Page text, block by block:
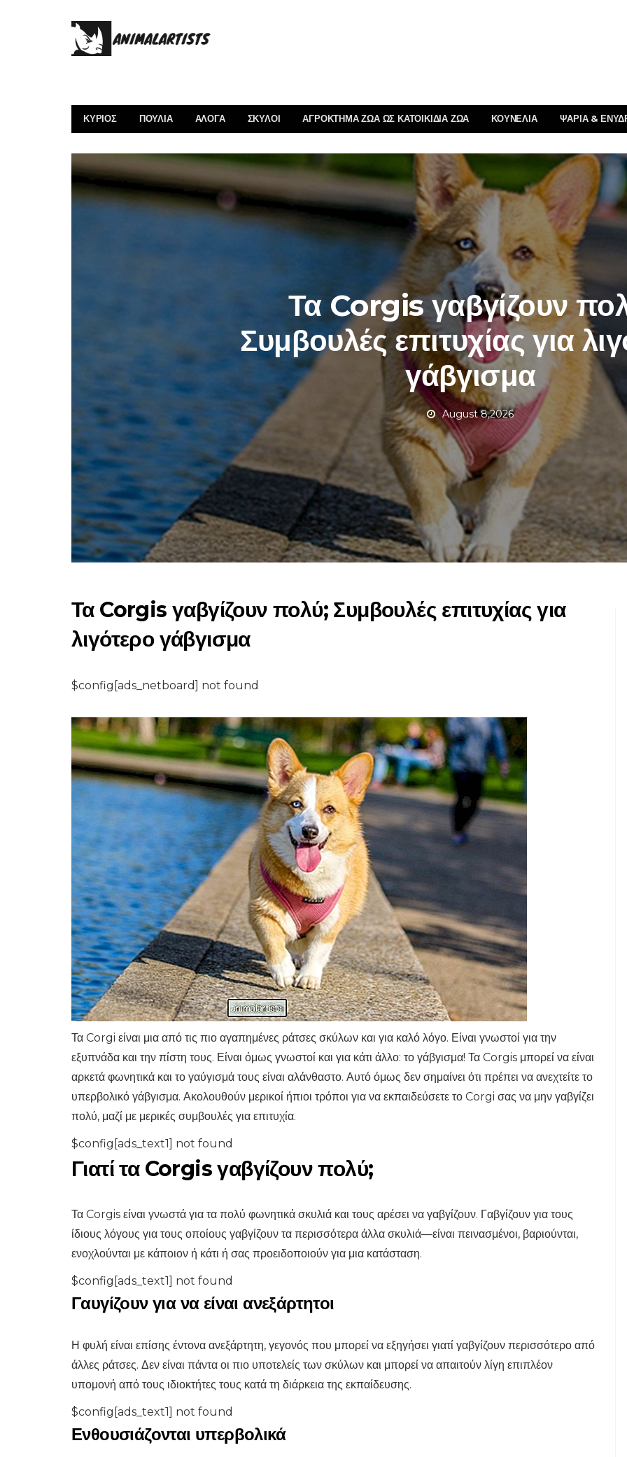
ΚΎΡΙΟΣ ΠΟΥΛΙΆ ΑΛΟΓΑ ΣΚΎΛΟΙ ΑΓΡΌΚΤΗΜΑ ΖΏΑ ΩΣ ΚΑΤΟΙΚΊΔΙΑ ΖΏΑ ΚΟΥΝΈΛΙΑ ΨΆΡΙΑ &
Τα Corgis γαβγίζουν
Συμβουλές επιτυχίας για
γάβγισμα
August 8,2026
Τα Corgis γαβγίζουν πολύ; Συμβουλές επιτυχίας για
λιγότερο γάβγισμα
$config[ads_netboard] not found
Τα Corgi είναι μια από τις πιο αγαπημένες ράτσες σκύλων και για καλό λόγο. Είναι γνωστοί για την
εξυπνάδα και την πίστη τους. Είναι όμως γνωστοί και για κάτι άλλο: το γάβγισμα! Τα Corgis μπορεί να είναι
αρκετά φωνητικά και το γαύγισμά τους είναι αλάνθαστο. Αυτό όμως δεν σημαίνει ότι πρέπει να ανεχτείτε το
υπερβολικό γάβγισμα. Ακολουθούν μερικοί ήπιοι τρόποι για να εκπαιδεύσετε το Corgi σας να μην γαβγίζει
πολύ, μαζί με μερικές συμβουλές για επιτυχία.
$config[ads_text1] not found
Γιατί τα Corgis γαβγίζουν πολύ;
Τα Corgis είναι γνωστά για τα πολύ φωνητικά σκυλιά και τους αρέσει να γαβγίζουν. Γαβγίζουν για τους
ίδιους λόγους για τους οποίους γαβγίζουν τα περισσότερα άλλα σκυλιά—είναι πεινασμένοι, βαριούνται,
ενοχλούνται με κάποιον ή κάτι ή σας προειδοποιούν για μια κατάσταση.
$config[ads_text1] not found
Γαυγίζουν για να είναι ανεξάρτητοι
Η φυλή είναι επίσης έντονα ανεξάρτητη, γεγονός που μπορεί να εξηγήσει γιατί γαβγίζουν περισσότερο από
άλλες ράτσες. Δεν είναι πάντα οι πιο υποτελείς των σκύλων και μπορεί να απαιτούν λίγη επιπλέον
υπομονή από τους ιδιοκτήτες τους κατά τη διάρκεια της εκπαίδευσης.
$config[ads_text1] not found
Ενθουσιάζονται υπερβολικά
ΨΆΡΙΑ & ΕΝΥΔΡΕΊΑ
Τα καλύτερα φίλτρα
ενυδρείου για δεξαμενές
ψαριών 10 λίτρων
επιτέλους λαμβάνουν τη
φροντίδα που τους
αξίζει στο Animal
Sanctuary
8,2026